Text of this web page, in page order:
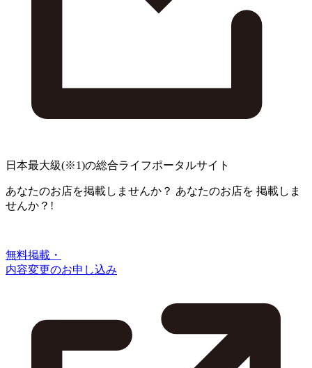
日本最大級(※1)の総合ライフポータルサイト
あなたのお店を掲載しませんか？ あなたのお店を 掲載しま
せんか？!
無料掲載・
内容変更のお申し込み